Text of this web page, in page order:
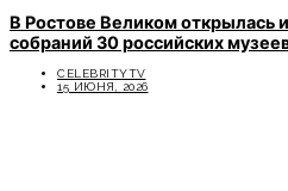
В Ростове Великом открылась
собраний 30 российских
CELEBRITYTV
15 ИЮНЯ, 2026